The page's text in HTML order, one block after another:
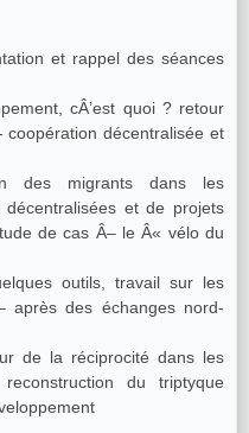
et rappel des séances
cÂ’est quoi ? retour
coopération décentralisée et
des migrants dans les
et de projets
de cas Â– le Â« vélo du
outils, travail sur les
après des échanges nord-
de la réciprocité dans les
du triptyque